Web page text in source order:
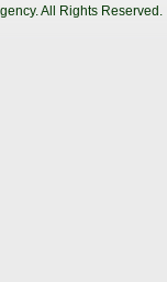
All Rights Reserved.